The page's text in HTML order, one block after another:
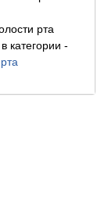
рта
категории -